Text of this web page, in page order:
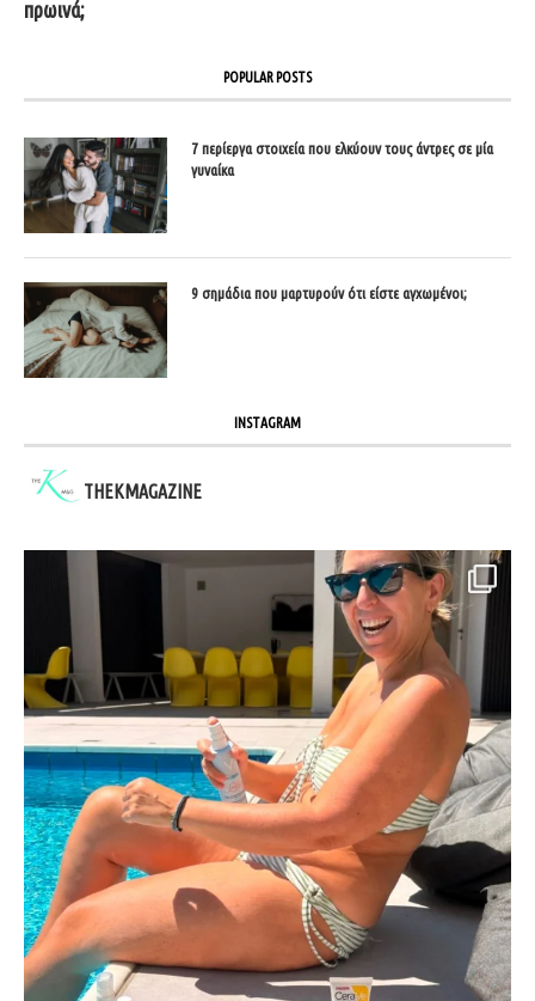
πρωινά;
POPULAR POSTS
7 περίεργα στοιχεία που ελκύουν τους άντρες σε μία
γυναίκα
9 σημάδια που μαρτυρούν ότι είστε αγχωμένοι;
INSTAGRAM
THEKMAGAZINE